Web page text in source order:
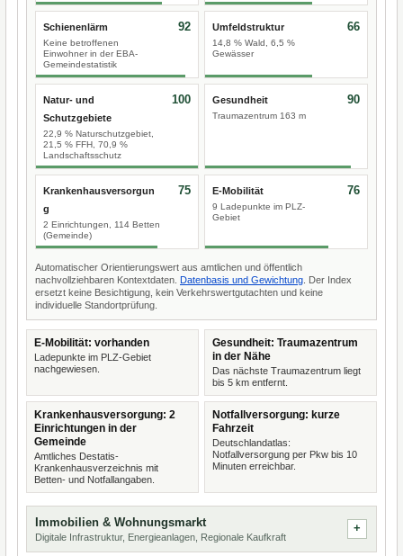
Schienenlärm
Keine betroffenen
Einwohner in der EBA-
Gemeindestatistik
92 Umfeldstruktur
14,8 % Wald, 6,5 %
Gewässer
66
Natur- und
Schutzgebiete
22,9 % Naturschutzgebiet,
21,5 % FFH, 70,9 %
Landschaftsschutz
100 Gesundheit
Traumazentrum 163 m
90
Krankenhausversorgun
g
2 Einrichtungen, 114 Betten
(Gemeinde)
75 E-Mobilität
9 Ladepunkte im PLZ-
Gebiet
76
Automatischer Orientierungswert aus amtlichen und öffentlich
nachvollziehbaren Kontextdaten. Datenbasis und Gewichtung . Der Index
ersetzt keine Besichtigung, kein Verkehrswertgutachten und keine
individuelle Standortprüfung.
E-Mobilität: vorhanden
Ladepunkte im PLZ-Gebiet
nachgewiesen.
Gesundheit: Traumazentrum
in der Nähe
Das nächste Traumazentrum liegt
bis 5 km entfernt.
Krankenhausversorgung: 2
Einrichtungen in der
Gemeinde
Amtliches Destatis-
Krankenhausverzeichnis mit
Betten- und Notfallangaben.
Notfallversorgung: kurze
Fahrzeit
Deutschlandatlas:
Notfallversorgung per Pkw bis 10
Minuten erreichbar.
Immobilien & Wohnungsmarkt
Digitale Infrastruktur, Energieanlagen, Regionale Kaufkraft